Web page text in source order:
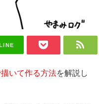
いて作る方法を解説し